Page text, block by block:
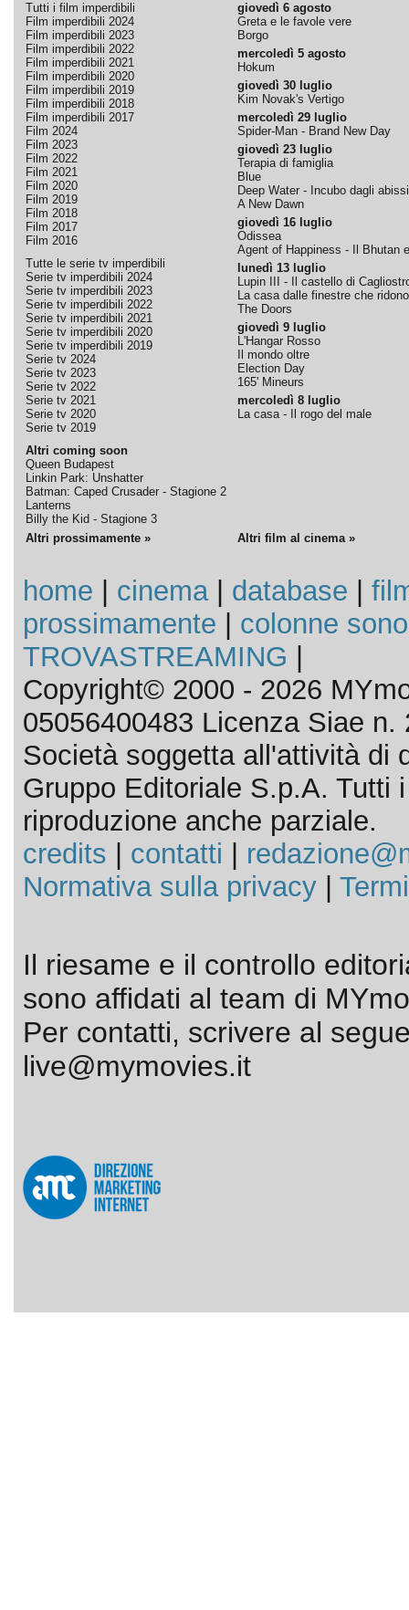
Tutti i film imperdibili
Film imperdibili 2024
Film imperdibili 2023
Film imperdibili 2022
Film imperdibili 2021
Film imperdibili 2020
Film imperdibili 2019
Film imperdibili 2018
Film imperdibili 2017
Film 2024
Film 2023
Film 2022
Film 2021
Film 2020
Film 2019
Film 2018
Film 2017
Film 2016
Tutte le serie tv imperdibili
Serie tv imperdibili 2024
Serie tv imperdibili 2023
Serie tv imperdibili 2022
Serie tv imperdibili 2021
Serie tv imperdibili 2020
Serie tv imperdibili 2019
Serie tv 2024
Serie tv 2023
Serie tv 2022
Serie tv 2021
Serie tv 2020
Serie tv 2019
Altri coming soon
Queen Budapest
Linkin Park: Unshatter
Batman: Caped Crusader - Stagione 2
Lanterns
Billy the Kid - Stagione 3
giovedì 6 agosto
Greta e le favole vere
Borgo
mercoledì 5 agosto
Hokum
giovedì 30 luglio
Kim Novak's Vertigo
mercoledì 29 luglio
Spider-Man - Brand New Day
giovedì 23 luglio
Terapia di famiglia
Blue
Deep Water - Incubo dagli abissi
A New Dawn
giovedì 16 luglio
Odissea
Agent of Happiness - Il Bhutan
lunedì 13 luglio
Lupin III - Il castello di
La casa dalle finestre che ridono
The Doors
giovedì 9 luglio
L'Hangar Rosso
Il mondo oltre
Election Day
165' Mineurs
mercoledì 8 luglio
La casa - Il rogo del male
Altri prossimamente » Altri film al cinema »
home cinema| database
prossimamente
colonne
TROVASTREAMING
Copyright© 2000 - 2026
05056400483 Licenza Siae n.
Società soggetta all'attività di
Gruppo Editoriale S.p.A. Tutti
riproduzione anche parziale.
credits
contatti
Normativa sulla privacy|
Il riesame e il controllo
sono affidati al team di
Per contatti, scrivere al
live@mymovies.it